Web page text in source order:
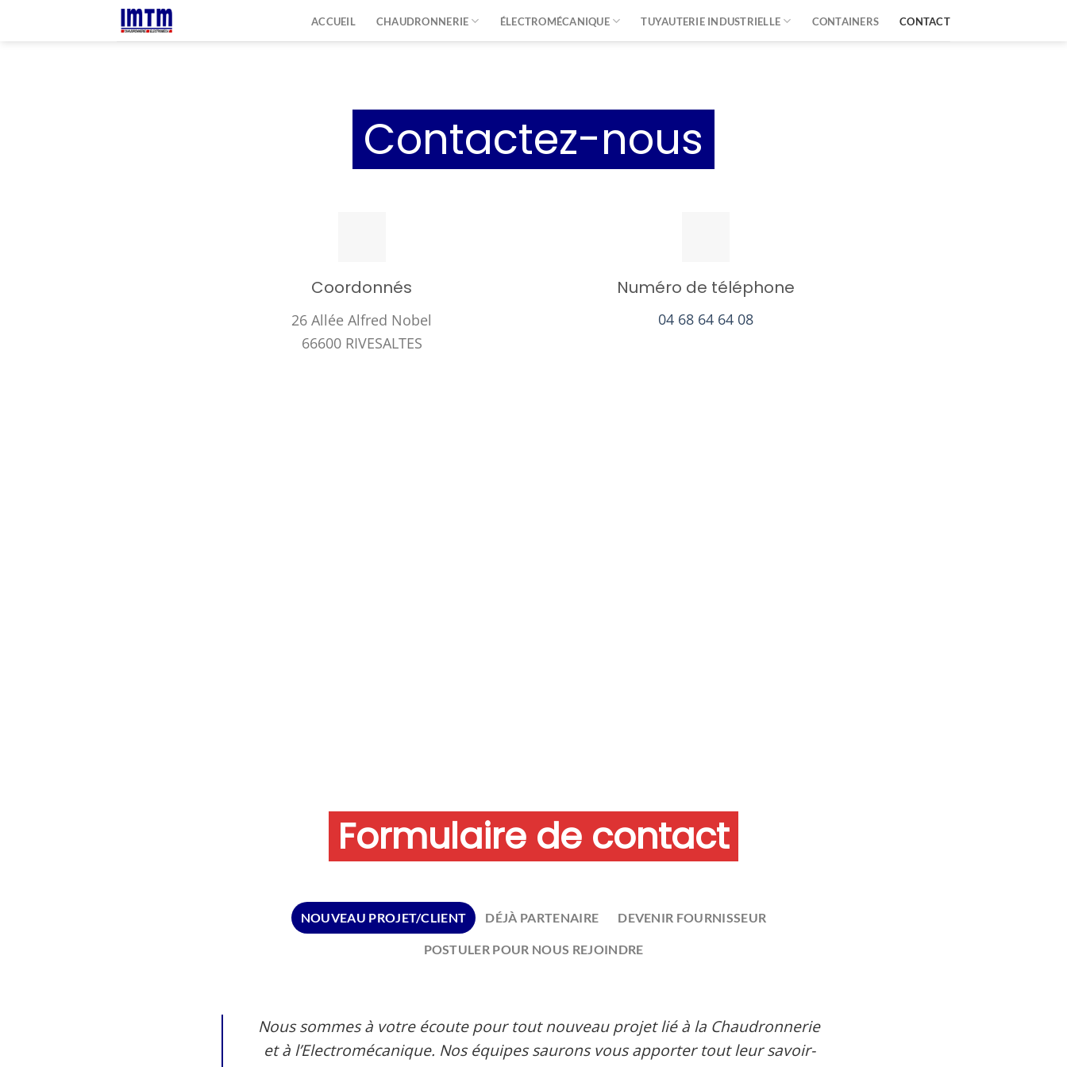
ACCUEIL CHAUDRONNERIE ÉLECTROMÉCANIQUE TUYAUTERIE INDUSTRIELLE CONTAINERS CONTACT
Contactez-nous
Coordonnés
26 Allée Alfred Nobel
66600 RIVESALTES
Numéro de téléphone
04 68 64 64 08
Formulaire de contact
NOUVEAU PROJET/CLIENT DÉJÀ PARTENAIRE DEVENIR FOURNISSEUR
POSTULER POUR NOUS REJOINDRE
Nous sommes à votre écoute pour tout nouveau projet lié à la Chaudronnerie
et à l’Electromécanique. Nos équipes saurons vous apporter tout leur savoir-